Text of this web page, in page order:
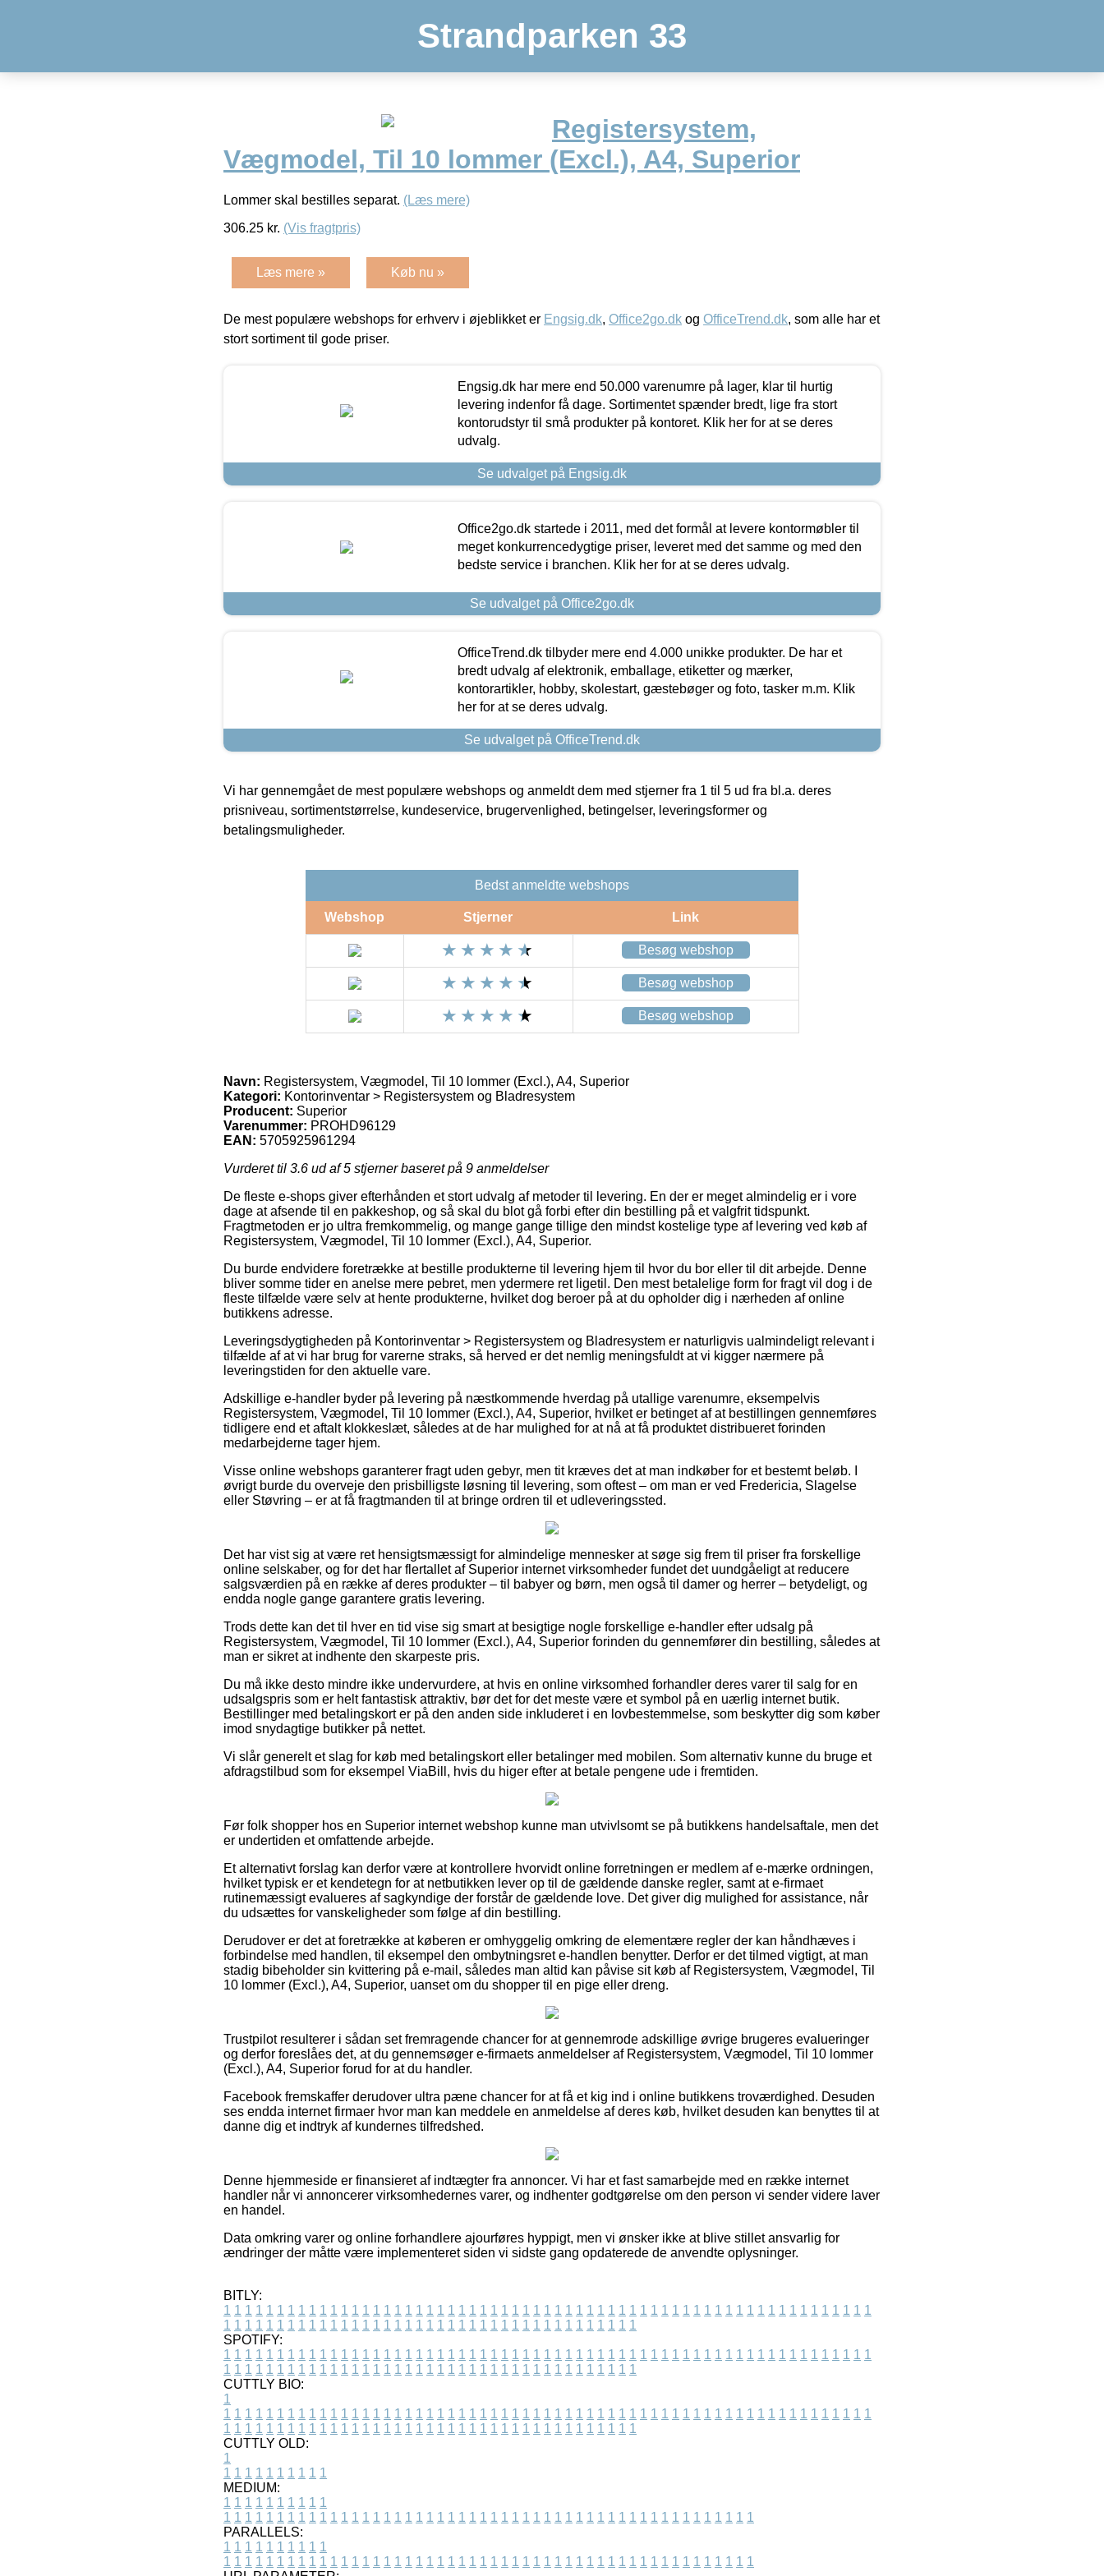
Strandparken 33
Registersystem,
Vægmodel, Til 10 lommer (Excl.), A4, Superior
Lommer skal bestilles separat. (Læs mere)
306.25 kr. (Vis fragtpris)
Læs mere » Køb nu »
De mest populære webshops for erhverv i øjeblikket er Engsig.dk, Office2go.dk og OfficeTrend.dk, som alle har et
stort sortiment til gode priser.
Engsig.dk har mere end 50.000 varenumre på lager, klar til hurtig
levering indenfor få dage. Sortimentet spænder bredt, lige fra stort
kontorudstyr til små produkter på kontoret. Klik her for at se deres
udvalg.
Se udvalget på Engsig.dk
Office2go.dk startede i 2011, med det formål at levere kontormøbler til
meget konkurrencedygtige priser, leveret med det samme og med den
bedste service i branchen. Klik her for at se deres udvalg.
Se udvalget på Office2go.dk
OfficeTrend.dk tilbyder mere end 4.000 unikke produkter. De har et
bredt udvalg af elektronik, emballage, etiketter og mærker,
kontorartikler, hobby, skolestart, gæstebøger og foto, tasker m.m. Klik
her for at se deres udvalg.
Se udvalget på OfficeTrend.dk
Vi har gennemgået de mest populære webshops og anmeldt dem med stjerner fra 1 til 5 ud fra bl.a. deres
prisniveau, sortimentstørrelse, kundeservice, brugervenlighed, betingelser, leveringsformer og
betalingsmuligheder.
Bedst anmeldte webshops
Webshop Stjerner Link
Besøg webshop
Besøg webshop
Besøg webshop
Navn: Registersystem, Vægmodel, Til 10 lommer (Excl.), A4, Superior
Kategori: Kontorinventar > Registersystem og Bladresystem
Producent: Superior
Varenummer: PROHD96129
EAN: 5705925961294
Vurderet til 3.6 ud af 5 stjerner baseret på 9 anmeldelser
De fleste e-shops giver efterhånden et stort udvalg af metoder til levering. En der er meget almindelig er i vore
dage at afsende til en pakkeshop, og så skal du blot gå forbi efter din bestilling på et valgfrit tidspunkt.
Fragtmetoden er jo ultra fremkommelig, og mange gange tillige den mindst kostelige type af levering ved køb af
Registersystem, Vægmodel, Til 10 lommer (Excl.), A4, Superior.
Du burde endvidere foretrække at bestille produkterne til levering hjem til hvor du bor eller til dit arbejde. Denne
bliver somme tider en anelse mere pebret, men ydermere ret ligetil. Den mest betalelige form for fragt vil dog i de
fleste tilfælde være selv at hente produkterne, hvilket dog beroer på at du opholder dig i nærheden af online
butikkens adresse.
Leveringsdygtigheden på Kontorinventar > Registersystem og Bladresystem er naturligvis ualmindeligt relevant i
tilfælde af at vi har brug for varerne straks, så herved er det nemlig meningsfuldt at vi kigger nærmere på
leveringstiden for den aktuelle vare.
Adskillige e-handler byder på levering på næstkommende hverdag på utallige varenumre, eksempelvis
Registersystem, Vægmodel, Til 10 lommer (Excl.), A4, Superior, hvilket er betinget af at bestillingen gennemføres
tidligere end et aftalt klokkeslæt, således at de har mulighed for at nå at få produktet distribueret forinden
medarbejderne tager hjem.
Visse online webshops garanterer fragt uden gebyr, men tit kræves det at man indkøber for et bestemt beløb. I
øvrigt burde du overveje den prisbilligste løsning til levering, som oftest – om man er ved Fredericia, Slagelse
eller Støvring – er at få fragtmanden til at bringe ordren til et udleveringssted.
Det har vist sig at være ret hensigtsmæssigt for almindelige mennesker at søge sig frem til priser fra forskellige
online selskaber, og for det har flertallet af Superior internet virksomheder fundet det uundgåeligt at reducere
salgsværdien på en række af deres produkter – til babyer og børn, men også til damer og herrer – betydeligt, og
endda nogle gange garantere gratis levering.
Trods dette kan det til hver en tid vise sig smart at besigtige nogle forskellige e-handler efter udsalg på
Registersystem, Vægmodel, Til 10 lommer (Excl.), A4, Superior forinden du gennemfører din bestilling, således at
man er sikret at indhente den skarpeste pris.
Du må ikke desto mindre ikke undervurdere, at hvis en online virksomhed forhandler deres varer til salg for en
udsalgspris som er helt fantastisk attraktiv, bør det for det meste være et symbol på en uærlig internet butik.
Bestillinger med betalingskort er på den anden side inkluderet i en lovbestemmelse, som beskytter dig som køber
imod snydagtige butikker på nettet.
Vi slår generelt et slag for køb med betalingskort eller betalinger med mobilen. Som alternativ kunne du bruge et
afdragstilbud som for eksempel ViaBill, hvis du higer efter at betale pengene ude i fremtiden.
Før folk shopper hos en Superior internet webshop kunne man utvivlsomt se på butikkens handelsaftale, men det
er undertiden et omfattende arbejde.
Et alternativt forslag kan derfor være at kontrollere hvorvidt online forretningen er medlem af e-mærke ordningen,
hvilket typisk er et kendetegn for at netbutikken lever op til de gældende danske regler, samt at e-firmaet
rutinemæssigt evalueres af sagkyndige der forstår de gældende love. Det giver dig mulighed for assistance, når
du udsættes for vanskeligheder som følge af din bestilling.
Derudover er det at foretrække at køberen er omhyggelig omkring de elementære regler der kan håndhæves i
forbindelse med handlen, til eksempel den ombytningsret e-handlen benytter. Derfor er det tilmed vigtigt, at man
stadig bibeholder sin kvittering på e-mail, således man altid kan påvise sit køb af Registersystem, Vægmodel, Til
10 lommer (Excl.), A4, Superior, uanset om du shopper til en pige eller dreng.
Trustpilot resulterer i sådan set fremragende chancer for at gennemrode adskillige øvrige brugeres evalueringer
og derfor foreslåes det, at du gennemsøger e-firmaets anmeldelser af Registersystem, Vægmodel, Til 10 lommer
(Excl.), A4, Superior forud for at du handler.
Facebook fremskaffer derudover ultra pæne chancer for at få et kig ind i online butikkens troværdighed. Desuden
ses endda internet firmaer hvor man kan meddele en anmeldelse af deres køb, hvilket desuden kan benyttes til at
danne dig et indtryk af kundernes tilfredshed.
Denne hjemmeside er finansieret af indtægter fra annoncer. Vi har et fast samarbejde med en række internet
handler når vi annoncerer virksomhedernes varer, og indhenter godtgørelse om den person vi sender videre laver
en handel.
Data omkring varer og online forhandlere ajourføres hyppigt, men vi ønsker ikke at blive stillet ansvarlig for
ændringer der måtte være implementeret siden vi sidste gang opdaterede de anvendte oplysninger.
BITLY:
1 1 1 1 1 1 1 1 1 1 1 1 1 1 1 1 1 1 1 1 1 1 1 1 1 1 1 1 1 1 1 1 1 1 1 1 1 1 1 1 1 1 1 1 1 1 1 1 1 1 1 1 1 1 1 1 1 1 1 1 1
1 1 1 1 1 1 1 1 1 1 1 1 1 1 1 1 1 1 1 1 1 1 1 1 1 1 1 1 1 1 1 1 1 1 1 1 1 1 1
SPOTIFY:
1 1 1 1 1 1 1 1 1 1 1 1 1 1 1 1 1 1 1 1 1 1 1 1 1 1 1 1 1 1 1 1 1 1 1 1 1 1 1 1 1 1 1 1 1 1 1 1 1 1 1 1 1 1 1 1 1 1 1 1 1
1 1 1 1 1 1 1 1 1 1 1 1 1 1 1 1 1 1 1 1 1 1 1 1 1 1 1 1 1 1 1 1 1 1 1 1 1 1 1
CUTTLY BIO:
1
1 1 1 1 1 1 1 1 1 1 1 1 1 1 1 1 1 1 1 1 1 1 1 1 1 1 1 1 1 1 1 1 1 1 1 1 1 1 1 1 1 1 1 1 1 1 1 1 1 1 1 1 1 1 1 1 1 1 1 1 1
1 1 1 1 1 1 1 1 1 1 1 1 1 1 1 1 1 1 1 1 1 1 1 1 1 1 1 1 1 1 1 1 1 1 1 1 1 1 1
CUTTLY OLD:
1
1 1 1 1 1 1 1 1 1 1
MEDIUM:
1 1 1 1 1 1 1 1 1 1
1 1 1 1 1 1 1 1 1 1 1 1 1 1 1 1 1 1 1 1 1 1 1 1 1 1 1 1 1 1 1 1 1 1 1 1 1 1 1 1 1 1 1 1 1 1 1 1 1 1
PARALLELS:
1 1 1 1 1 1 1 1 1 1
1 1 1 1 1 1 1 1 1 1 1 1 1 1 1 1 1 1 1 1 1 1 1 1 1 1 1 1 1 1 1 1 1 1 1 1 1 1 1 1 1 1 1 1 1 1 1 1 1 1